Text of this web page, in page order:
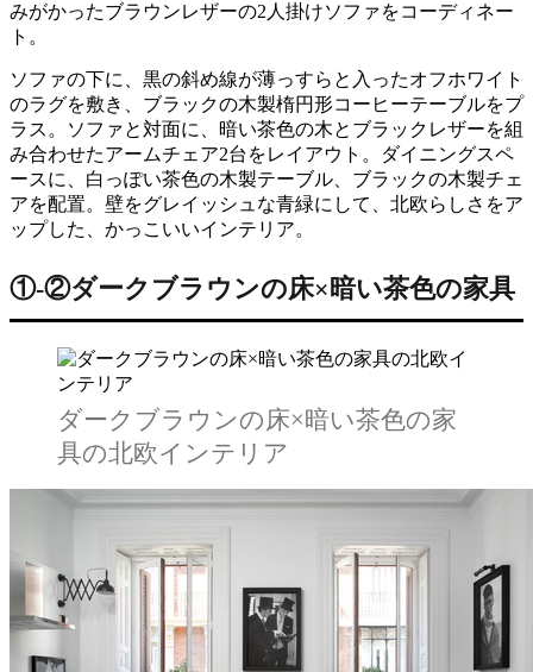
みがかったブラウンレザーの2人掛けソファをコーディネー
ト。
ソファの下に、黒の斜め線が薄っすらと入ったオフホワイト
のラグを敷き、ブラックの木製楕円形コーヒーテーブルをプ
ラス。ソファと対面に、暗い茶色の木とブラックレザーを組
み合わせたアームチェア2台をレイアウト。ダイニングスペ
ースに、白っぽい茶色の木製テーブル、ブラックの木製チェ
アを配置。壁をグレイッシュな青緑にして、北欧らしさをア
ップした、かっこいいインテリア。
①‐②ダークブラウンの床×暗い茶色の家具
ダークブラウンの床×暗い茶色の家
具の北欧インテリア